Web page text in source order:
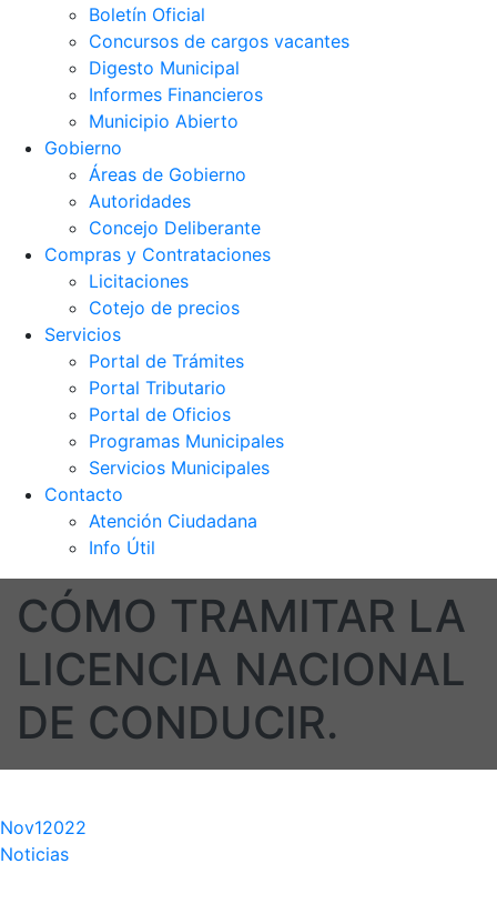
Boletín Oficial
Concursos de cargos vacantes
Digesto Municipal
Informes Financieros
Municipio Abierto
Gobierno
Áreas de Gobierno
Autoridades
Concejo Deliberante
Compras y Contrataciones
Licitaciones
Cotejo de precios
Servicios
Portal de Trámites
Portal Tributario
Portal de Oficios
Programas Municipales
Servicios Municipales
Contacto
Atención Ciudadana
Info Útil
CÓMO TRAMITAR LA
LICENCIA NACIONAL
DE CONDUCIR.
Nov12022
Noticias